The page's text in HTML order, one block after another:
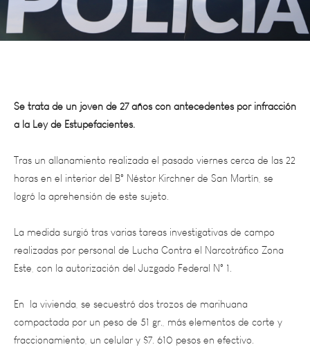
a la Ley de Estupefacientes.
Tras un allanamiento realizada el pasado viernes cerca de las 22
horas en el interior del B° Néstor Kirchner de San Martín, se
logró la aprehensión de este sujeto.
La medida surgió tras varias tareas investigativas de campo
realizadas por personal de Lucha Contra el Narcotráfico Zona
Este, con la autorización del Juzgado Federal N° 1.
En la vivienda, se secuestró dos trozos de marihuana
compactada por un peso de 51 gr., más elementos de corte y
fraccionamiento, un celular y $7. 610 pesos en efectivo.